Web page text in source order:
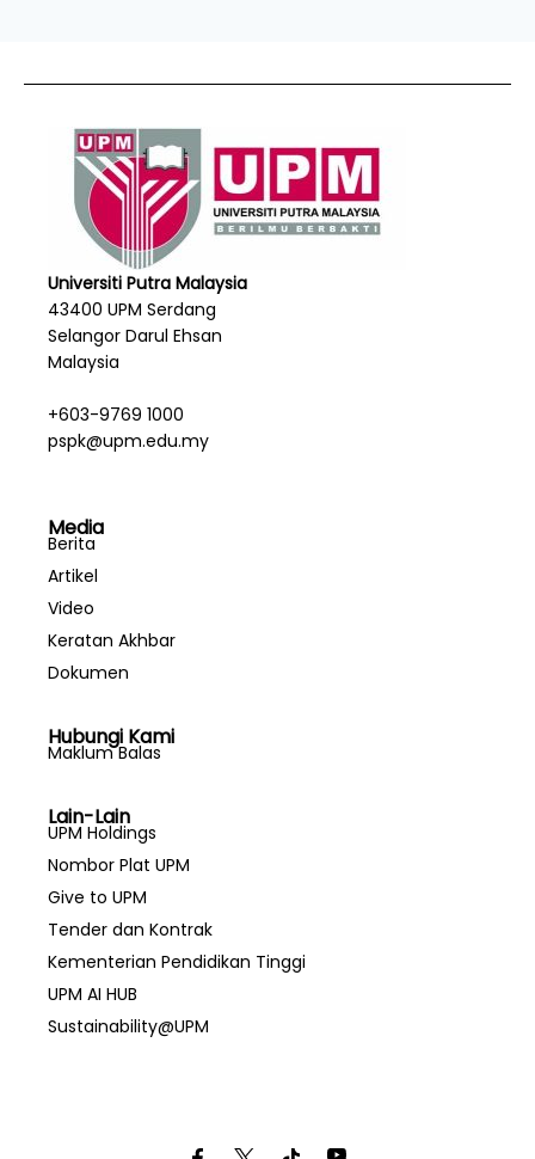
Universiti Putra Malaysia
43400 UPM Serdang
Selangor Darul Ehsan
Malaysia
+603-9769 1000
pspk@upm.edu.my
Media
Berita
Artikel
Video
Keratan Akhbar
Dokumen
Hubungi Kami
Maklum Balas
Lain-Lain
UPM Holdings
Nombor Plat UPM
Give to UPM
Tender dan Kontrak
Kementerian Pendidikan Tinggi
UPM AI HUB
Sustainability@UPM